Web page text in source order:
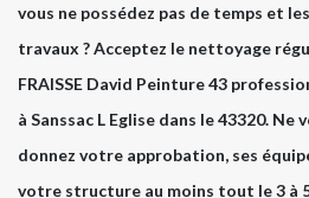
vous ne possédez pas de temps et
travaux ? Acceptez le nettoyage
FRAISSE David Peinture 43
à Sanssac L Eglise dans le 43320. Ne
donnez votre approbation, ses
votre structure au moins tout le 3 à 5